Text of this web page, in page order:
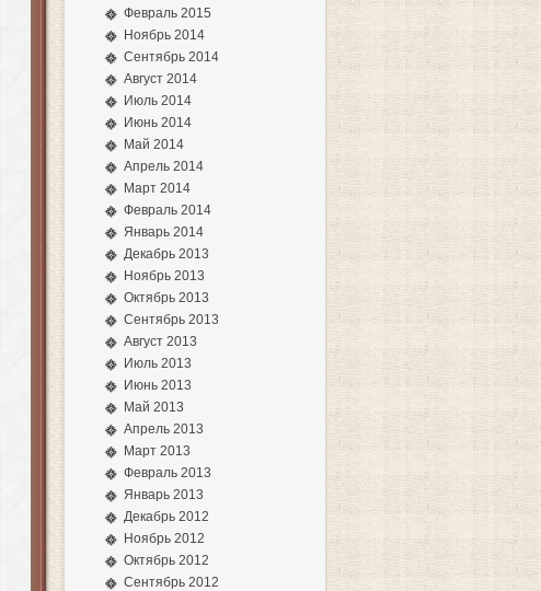
Февраль 2015
Ноябрь 2014
Сентябрь 2014
Август 2014
Июль 2014
Июнь 2014
Май 2014
Апрель 2014
Март 2014
Февраль 2014
Январь 2014
Декабрь 2013
Ноябрь 2013
Октябрь 2013
Сентябрь 2013
Август 2013
Июль 2013
Июнь 2013
Май 2013
Апрель 2013
Март 2013
Февраль 2013
Январь 2013
Декабрь 2012
Ноябрь 2012
Октябрь 2012
Сентябрь 2012